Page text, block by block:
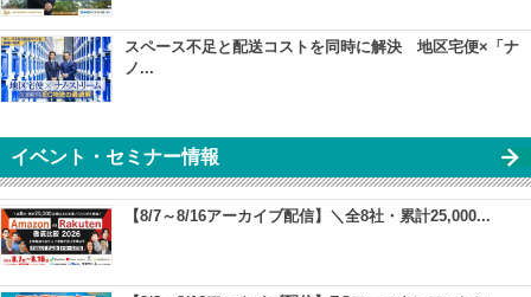
スペース不足と配送コストを同時に解決 地区宅便×「ナ
ノ...
イベント・セミナー情報
【8/7～8/16アーカイブ配信】＼全8社・累計25,000...